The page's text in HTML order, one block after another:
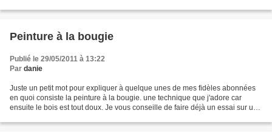
Peinture à la bougie
Publié le 29/05/2011 à 13:22
Par danie
Juste un petit mot pour expliquer à quelque unes de mes fidèles abonnées
en quoi consiste la peinture à la bougie. une technique que j'adore car
ensuite le bois est tout doux. Je vous conseille de faire déjà un essai sur un